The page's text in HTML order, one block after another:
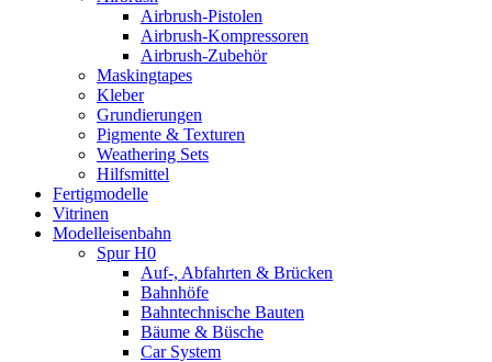
Airbrush-Pistolen
Airbrush-Kompressoren
Airbrush-Zubehör
Maskingtapes
Kleber
Grundierungen
Pigmente & Texturen
Weathering Sets
Hilfsmittel
Fertigmodelle
Vitrinen
Modelleisenbahn
Spur H0
Auf-, Abfahrten & Brücken
Bahnhöfe
Bahntechnische Bauten
Bäume & Büsche
Car System